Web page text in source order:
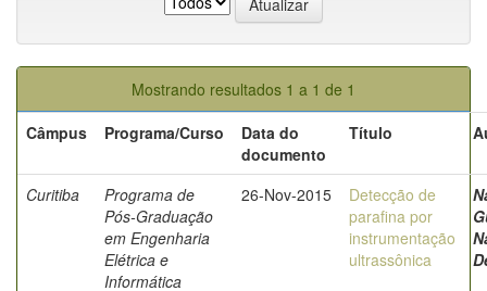
Mostrando resultados 1 a 1 de 1
Câmpus
Programa/Curso
Data do
documento
Título
Curitiba
Programa de
Pós-Graduação
em Engenharia
Elétrica e
Informática
26-Nov-2015
Detecção de
parafina por
instrumentação
ultrassônica